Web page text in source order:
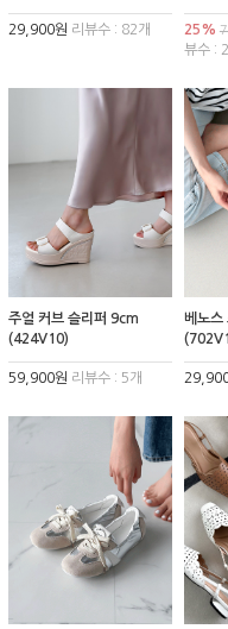
29,900원 리뷰수 : 82개 25%
뷰수 :
주얼 커브 슬리퍼 9cm
(424V10)
59,900원 리뷰수 : 5개
베노스